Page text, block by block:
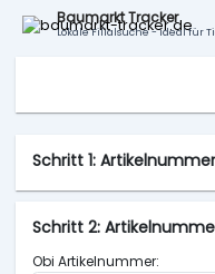
Baumarkt Tracker
Lokale Filialsuche - ideal für
Schritt 1:
Schritt 2:
Obi Artikelnummer: